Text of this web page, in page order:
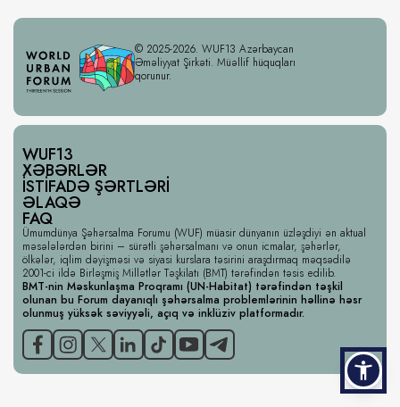
© 2025-2026. WUF13 Azərbaycan
Əməliyyat Şirkəti. Müəllif hüquqları
qorunur.
WUF13
XƏBƏRLƏR
İSTIFADƏ ŞƏRTLƏRI
ƏLAQƏ
FAQ
Ümumdünya Şəhərsalma Forumu (WUF) müasir dünyanın üzləşdiyi ən aktual
məsələlərdən birini – sürətli şəhərsalmanı və onun icmalar, şəhərlər,
ölkələr, iqlim dəyişməsi və siyasi kurslara təsirini araşdırmaq məqsədilə
2001-ci ildə Birləşmiş Millətlər Təşkilatı (BMT) tərəfindən təsis edilib.
BMT-nin Məskunlaşma Proqramı (UN-Habitat) tərəfindən təşkil
olunan bu Forum dayanıqlı şəhərsalma problemlərinin həllinə həsr
olunmuş yüksək səviyyəli, açıq və inklüziv platformadır.